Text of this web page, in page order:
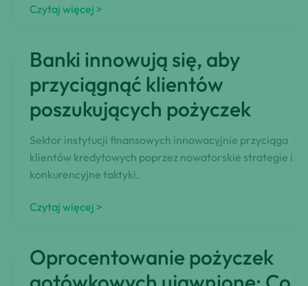
Odblokowanie
dla
bezrobotnych
pożyczkobiorców
Czytaj więcej >
Banki innowują się, aby
przyciągnąć klientów
poszukujących pożyczek
Sektor instytucji finansowych innowacyjnie przyciąga
klientów kredytowych poprzez nowatorskie strategie i
konkurencyjne taktyki.
Banki
aby
przyciągnąć
Czytaj więcej >
Oprocentowanie pożyczek